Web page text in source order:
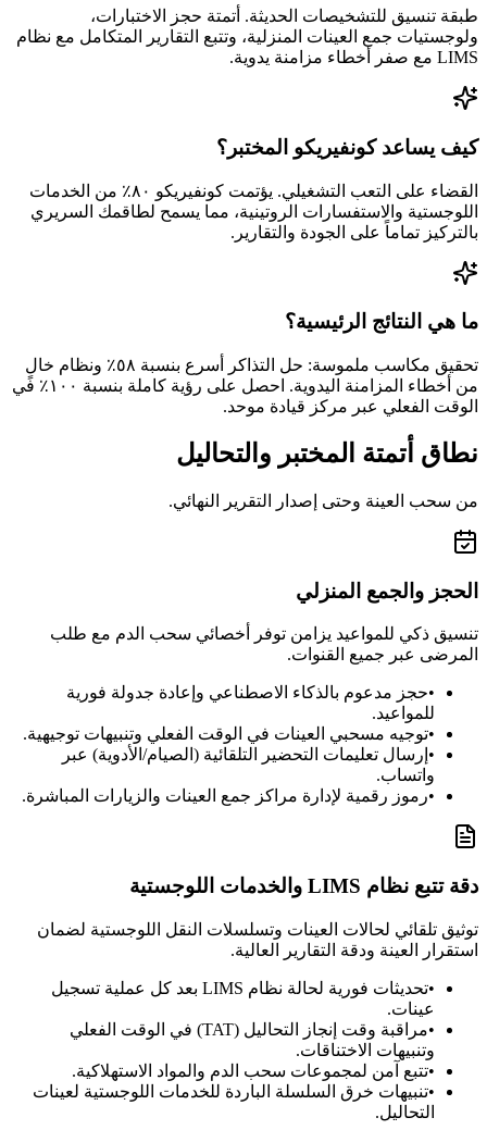
طبقة تنسيق للتشخيصات الحديثة. أتمتة حجز الاختبارات،
ولوجستيات جمع العينات المنزلية، وتتبع التقارير المتكامل مع نظام
LIMS مع صفر أخطاء مزامنة يدوية.
كيف يساعد كونفيريكو المختبر؟
القضاء على التعب التشغيلي. يؤتمت كونفيريكو ٨٠٪ من الخدمات
اللوجستية والاستفسارات الروتينية، مما يسمح لطاقمك السريري
بالتركيز تماماً على الجودة والتقارير.
ما هي النتائج الرئيسية؟
تحقيق مكاسب ملموسة: حل التذاكر أسرع بنسبة ٥٨٪ ونظام خالٍ
من أخطاء المزامنة اليدوية. احصل على رؤية كاملة بنسبة ١٠٠٪ في
الوقت الفعلي عبر مركز قيادة موحد.
نطاق أتمتة المختبر والتحاليل
من سحب العينة وحتى إصدار التقرير النهائي.
الحجز والجمع المنزلي
تنسيق ذكي للمواعيد يزامن توفر أخصائي سحب الدم مع طلب
المرضى عبر جميع القنوات.
•حجز مدعوم بالذكاء الاصطناعي وإعادة جدولة فورية
للمواعيد.
•توجيه مسحبي العينات في الوقت الفعلي وتنبيهات توجيهية.
• إرسال تعليمات التحضير التلقائية (الصيام/الأدوية) عبر
واتساب.
•رموز رقمية لإدارة مراكز جمع العينات والزيارات المباشرة.
دقة تتبع نظام LIMS والخدمات اللوجستية
توثيق تلقائي لحالات العينات وتسلسلات النقل اللوجستية لضمان
استقرار العينة ودقة التقارير العالية.
•
تحديثات فورية لحالة نظام LIMS بعد كل عملية تسجيل
عينات.
•
مراقبة وقت إنجاز التحاليل (TAT) في الوقت الفعلي
وتنبيهات الاختناقات.
•تتبع آمن لمجموعات سحب الدم والمواد الاستهلاكية.
•تنبيهات خرق السلسلة الباردة للخدمات اللوجستية لعينات
التحاليل.